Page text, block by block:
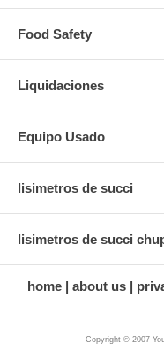
Food Safety
Liquidaciones
Equipo Usado
lisimetros de succi
lisimetros de succi
home about us
Copyright © 2007